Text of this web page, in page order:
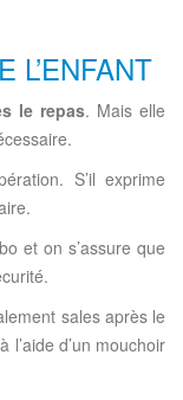
L’ENFANT
le repas. Mais elle
S’il exprime
et on s’assure que
sales après le
d’un mouchoir